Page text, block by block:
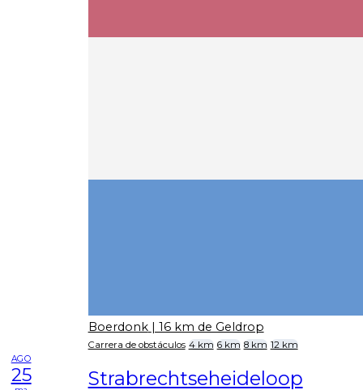
Boerdonk | 16 km de Geldrop
Carrera de obstáculos 4 km 6 km 8 km 12 km
AGO
25 Strabrechtseheideloop